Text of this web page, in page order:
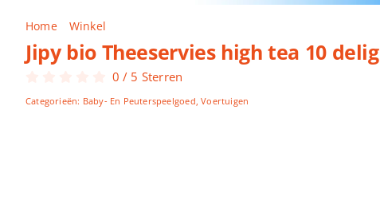
Home Winkel
Jipy bio Theeservies high tea 10 delig
0 / 5 Sterren
Categorieën: Baby- En Peuterspeelgoed,Voertuigen